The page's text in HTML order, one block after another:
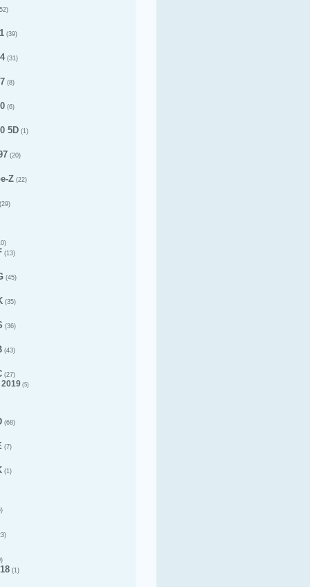
(39)
(31)
(8)
(6)
5D (1)
(20)
Z (22)
(29)
(13)
(45)
(35)
(36)
(43)
(27)
(5)
(68)
(7)
(1)
(1)